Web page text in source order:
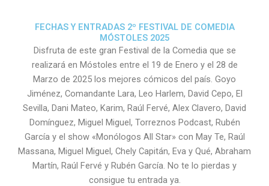
FECHAS Y ENTRADAS 2º FESTIVAL DE COMEDIA
MÓSTOLES 2025
Disfruta de este gran Festival de la Comedia que se
realizará en Móstoles entre el 19 de Enero y el 28 de
Marzo de 2025 los mejores cómicos del país. Goyo
Jiménez, Comandante Lara, Leo Harlem, David Cepo, El
Sevilla, Dani Mateo, Karim, Raúl Fervé, Alex Clavero, David
Domínguez, Miguel Miguel, Torreznos Podcast, Rubén
García y el show «Monólogos All Star» con May Te, Raúl
Massana, Miguel Miguel, Chely Capitán, Eva y Qué, Abraham
Martín, Raúl Fervé y Rubén García. No te lo pierdas y
consigue tu entrada ya.